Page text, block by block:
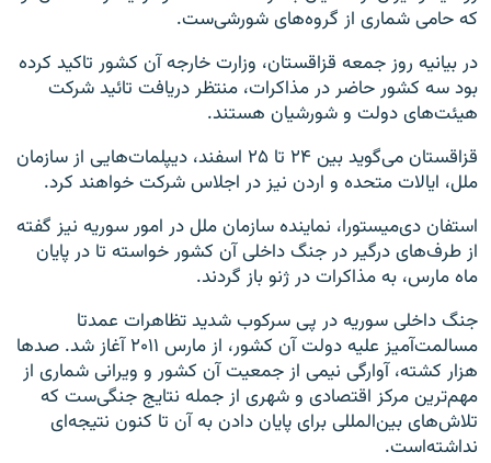
که حامی شماری از گروه‌های شورشی‌ست.
در بیانیه‌ روز جمعه قزاقستان، وزارت خارجه آن کشور تاکید کرده
بود سه کشور حاضر در مذاکرات، منتظر دریافت تائید شرکت
هیئت‌های دولت و شورشیان هستند.
قزاقستان می‌گوید بین ۲۴ تا ۲۵ اسفند، دیپلمات‌هایی از سازمان
ملل، ایالات متحده و اردن نیز در اجلاس شرکت خواهند کرد.
استفان دی‌میستورا، نماینده سازمان ملل در امور سوریه نیز گفته
از طرف‌های درگیر در جنگ داخلی آن کشور خواسته تا در پایان
ماه مارس، به مذاکرات در ژنو باز گردند.
جنگ داخلی سوریه در پی سرکوب شدید تظاهرات عمدتا
مسالمت‌آمیز علیه دولت آن کشور، از مارس ۲۰۱۱ آغاز شد. صدها
هزار کشته، آوارگی نیمی از جمعیت آن کشور و ویرانی شماری از
مهم‌ترین مرکز اقتصادی و شهری از جمله نتایج جنگی‌ست که
تلاش‌های بین‌المللی برای پایان دادن به آن تا کنون نتیجه‌ای
نداشته‌است.